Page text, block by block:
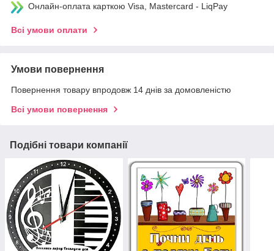
Онлайн-оплата карткою Visa, Mastercard - LiqPay
Всі умови оплати
Умови повернення
Повернення товару впродовж 14 днів за домовленістю
Всі умови повернення
Подібні товари компанії